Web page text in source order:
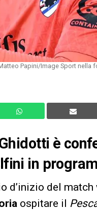
Papini/Image Sport nella
è
in
d’inizio del match
ospitare il